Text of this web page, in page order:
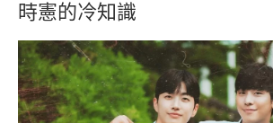
時憲的冷知識